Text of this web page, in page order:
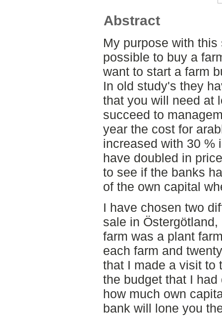
Abstract
My purpose with
possible to buy a
want to start a farm
In old study's they
that you will need at
succeed to
year the cost for
increased with 30 %
have doubled in
to see if the banks
of the own capital
I have chosen two
sale in
farm was a plant
each farm and
that I made a visit to
the budget that I
how much own
bank will lone you